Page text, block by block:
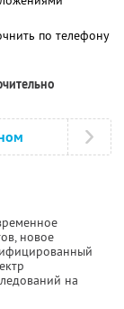
по телефону
новое
на